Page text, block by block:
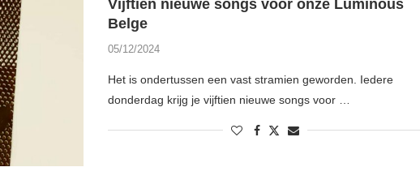
Vijftien nieuwe songs voor onze Luminous
Belge
05/12/2024
Het is ondertussen een vast stramien geworden. Iedere
donderdag krijg je vijftien nieuwe songs voor …